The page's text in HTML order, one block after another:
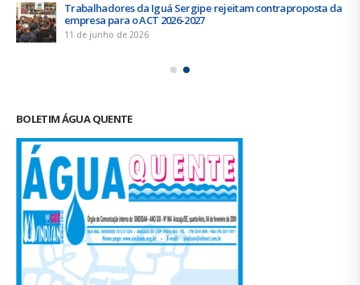
Trabalhadores da Iguá Sergipe rejeitam contraproposta da
empresa para o ACT 2026-2027
11 de junho de 2026
BOLETIM ÁGUA QUENTE